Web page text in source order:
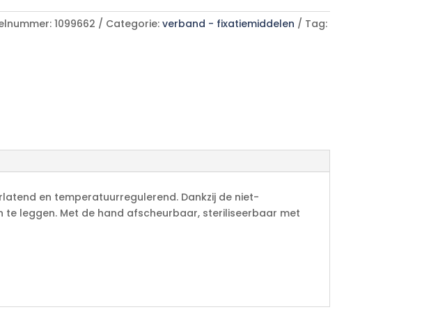
1099662 Categorie: verband - fixatiemiddelen
Tag:
en temperatuurregulerend. Dankzij de niet-
leggen. Met de hand afscheurbaar, steriliseerbaar met